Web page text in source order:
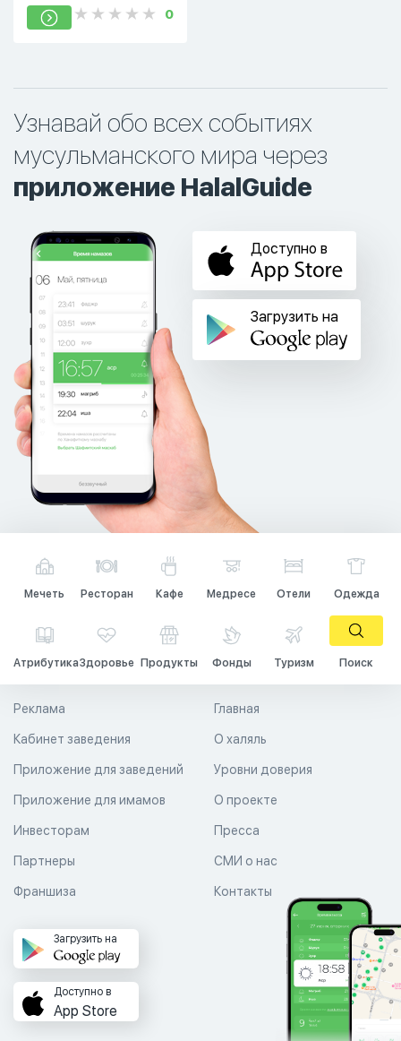
Таиланд
0
Узнавай обо всех событиях
мусульманского мира через
приложение HalalGuide
Доступно в
Загрузить на
Мечеть Ресторан Кафе Медресе Отели Одежда
АтрибутикаЗдоровье Продукты Фонды Туризм Поиск
Главная
О халяль
Уровни доверия
Реклама
Кабинет заведения
Приложение для заведений
Приложение для имамов О проекте
Пресса
СМИ о нас
Контакты
Инвесторам
Партнеры
Франшиза
Загрузить на
Доступно в
App Store